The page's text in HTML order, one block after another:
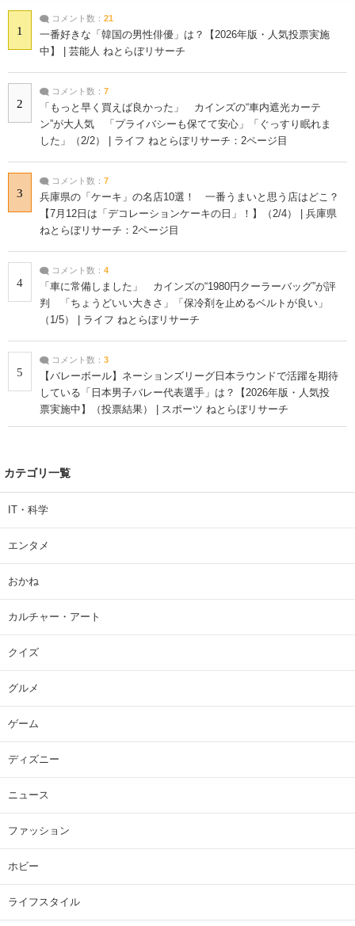
1
コメント数： 21
一番好きな「韓国の男性俳優」は？【2026年版・人気投票実施
中】 | 芸能人 ねとらぼリサーチ
2
コメント数： 7
「もっと早く買えば良かった」 カインズの“車内遮光カーテ
ン”が大人気 「プライバシーも保てて安心」「ぐっすり眠れま
した」（2/2） | ライフ ねとらぼリサーチ：2ページ目
3
コメント数： 7
兵庫県の「ケーキ」の名店10選！ 一番うまいと思う店はどこ？
【7月12日は「デコレーションケーキの日」！】（2/4） | 兵庫県
ねとらぼリサーチ：2ページ目
4
コメント数： 4
「車に常備しました」 カインズの“1980円クーラーバッグ”が評
判 「ちょうどいい大きさ」「保冷剤を止めるベルトが良い」
（1/5） | ライフ ねとらぼリサーチ
5
コメント数： 3
【バレーボール】ネーションズリーグ日本ラウンドで活躍を期待
している「日本男子バレー代表選手」は？【2026年版・人気投
票実施中】（投票結果） | スポーツ ねとらぼリサーチ
カテゴリ一覧
IT・科学
エンタメ
おかね
カルチャー・アート
クイズ
グルメ
ゲーム
ディズニー
ニュース
ファッション
ホビー
ライフスタイル